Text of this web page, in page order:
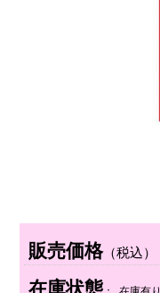
販売価格（税込）
在庫状態